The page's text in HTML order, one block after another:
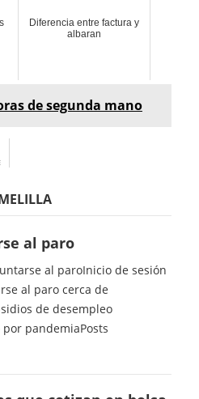
Diferencia entre factura y
albaran
de segunda mano
al paro
al paroInicio de sesión
al paro cerca de
de desempleo
pandemiaPosts